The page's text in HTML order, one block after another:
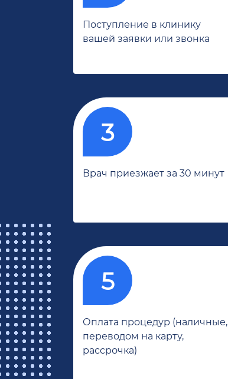
Поступление в клинику
вашей заявки или звонка
Врач приезжает за 30 минут
Оплата процедур (наличные,
переводом на карту,
рассрочка)